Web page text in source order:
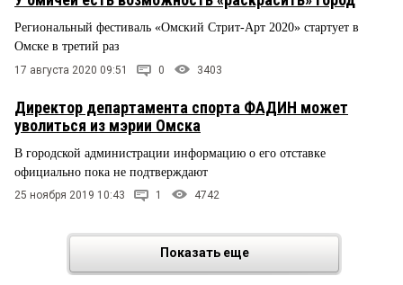
Региональный фестиваль «Омский Стрит-Арт 2020» стартует в
Омске в третий раз
17 августа 2020 09:51 0 3403
Директор департамента спорта ФАДИН может
уволиться из мэрии Омска
В городской администрации информацию о его отставке
официально пока не подтверждают
25 ноября 2019 10:43 1 4742
Показать еще